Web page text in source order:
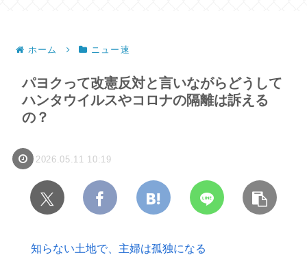
ホーム ニュー速
パヨクって改憲反対と言いながらどうして
ハンタウイルスやコロナの隔離は訴える
の？
2026.05.11 10:19
知らない土地で、主婦は孤独になる